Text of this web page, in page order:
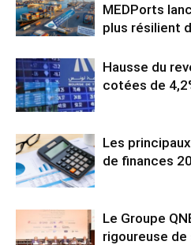
MEDPorts
plus résilient
Hausse du
cotées de
Les
de finances
Le Groupe
rigoureuse